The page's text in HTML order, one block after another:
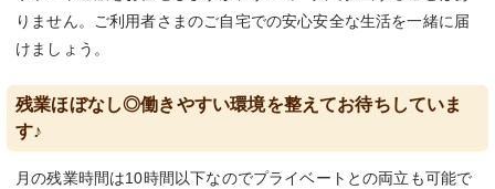
りません。ご利用者さまのご自宅での安心安全な生活を一緒に届
けましょう。
残業ほぼなし◎働きやすい環境を整えてお待ちしていま
す♪
月の残業時間は10時間以下なのでプライベートとの両立も可能で